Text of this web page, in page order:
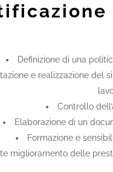
Definizione di una
e realizzazione del
Controllo
Elaborazione di un
Formazione e
miglioramento delle